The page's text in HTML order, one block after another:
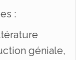
:
géniale,